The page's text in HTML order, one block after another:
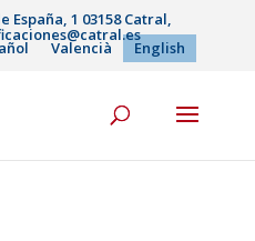
España, 1 03158 Catral,
Valencià English